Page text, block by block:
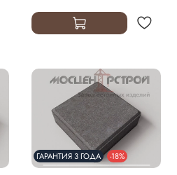
ГАРАНТИЯ 3 ГОДА -18%